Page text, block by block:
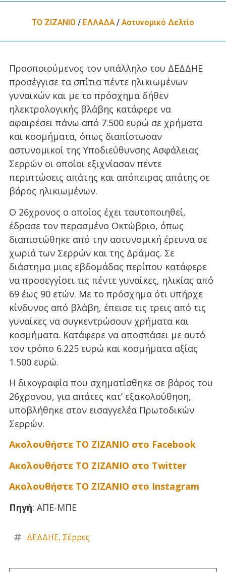
ΤΟ ΖΙΖΑΝΙΟ / ΕΛΛΑΔA / Αστυνομικό Δελτίο
Προσποιούμενος τον υπάλληλο του ΔΕΔΔΗΕ
προσέγγισε τα σπίτια πέντε ηλικιωμένων
γυναικών και με το πρόσχημα δήθεν
ηλεκτρολογικής βλάβης κατάφερε να
αφαιρέσει πάνω από 7.500 ευρώ σε χρήματα
και κοσμήματα, όπως διαπίστωσαν
αστυνομικοί της Υποδιεύθυνσης Ασφάλειας
Σερρών οι οποίοι εξιχνίασαν πέντε
περιπτώσεις απάτης και απόπειρας απάτης σε
βάρος ηλικιωμένων.
Ο 26χρονος ο οποίος έχει ταυτοποιηθεί,
έδρασε τον περασμένο Οκτώβριο, όπως
διαπιστώθηκε από την αστυνομική έρευνα σε
χωριά των Σερρών και της Δράμας. Σε
διάστημα μιας εβδομάδας περίπου κατάφερε
να προσεγγίσει τις πέντε γυναίκες, ηλικίας από
69 έως 90 ετών. Με το πρόσχημα ότι υπήρχε
κίνδυνος από βλάβη, έπεισε τις τρεις από τις
γυναίκες να συγκεντρώσουν χρήματα και
κοσμήματα. Κατάφερε να αποσπάσει με αυτό
τον τρόπο 6.225 ευρώ και κοσμήματα αξίας
1.500 ευρώ.
Η δικογραφία που σχηματίσθηκε σε βάρος του
26χρονου, για απάτες κατ’ εξακολούθηση,
υποβλήθηκε στον εισαγγελέα Πρωτοδικών
Σερρών.
Ακολουθήστε ΤΟ ΖΙΖΑΝΙΟ στο Facebook
Ακολουθήστε ΤΟ ΖΙΖΑΝΙΟ στο Twitter
Ακολουθήστε ΤΟ ΖΙΖΑΝΙΟ στο Instagram
Πηγή: ΑΠΕ-ΜΠΕ
ΔΕΔΔΗΕ, Σέρρες